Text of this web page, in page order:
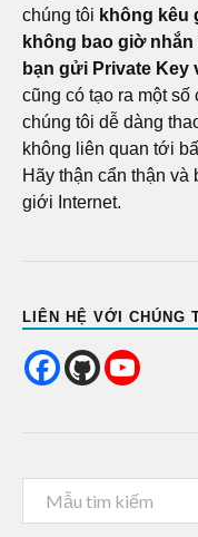
chúng tôi không kêu
không bao giờ
bạn gửi Private Key
cũng có tạo ra một
chúng tôi dễ dàng
không liên quan tới
Hãy thận cẩn thận và
giới Internet.
LIÊN HỆ VỚI CHÚNG